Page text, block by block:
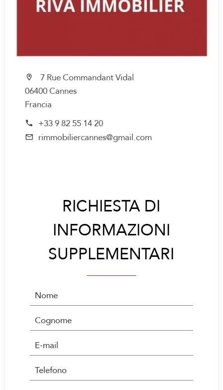
7 Rue Commandant Vidal
06400 Cannes
Francia
+33 9 82 55 14 20
rimmobiliercannes@gmail.com
RICHIESTA DI
INFORMAZIONI
SUPPLEMENTARI